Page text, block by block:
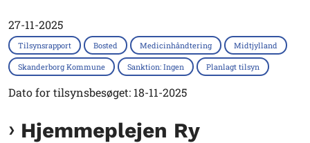
27-11-2025
Tilsynsrapport Bosted Medicinhåndtering Midtjylland
Skanderborg Kommune Sanktion: Ingen Planlagt tilsyn
Dato for tilsynsbesøget: 18-11-2025
Hjemmeplejen Ry